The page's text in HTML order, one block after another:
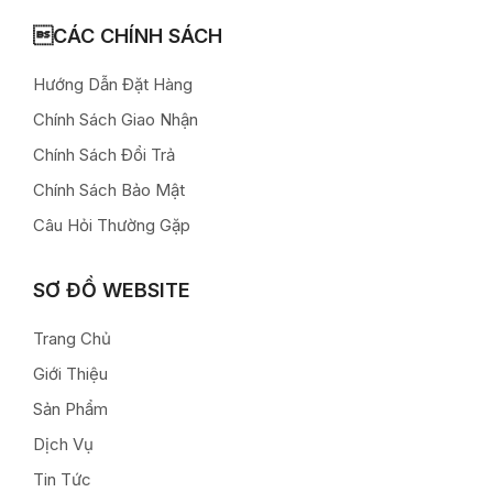
CÁC CHÍNH SÁCH
Hướng Dẫn Đặt Hàng
Chính Sách Giao Nhận
Chính Sách Đổi Trả
Chính Sách Bảo Mật
Câu Hỏi Thường Gặp
SƠ ĐỒ WEBSITE
Trang Chủ
Giới Thiệu
Sản Phẩm
Dịch Vụ
Tin Tức